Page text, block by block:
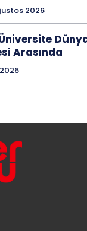
2026
Arasında